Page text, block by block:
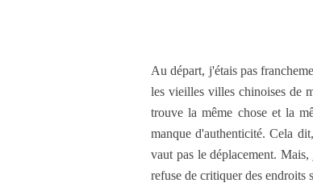
Au départ, j'étais pas
les vieilles villes chinoises de
trouve la même chose et la
manque d'authenticité. Cela
vaut pas le déplacement.
refuse de critiquer des endroits